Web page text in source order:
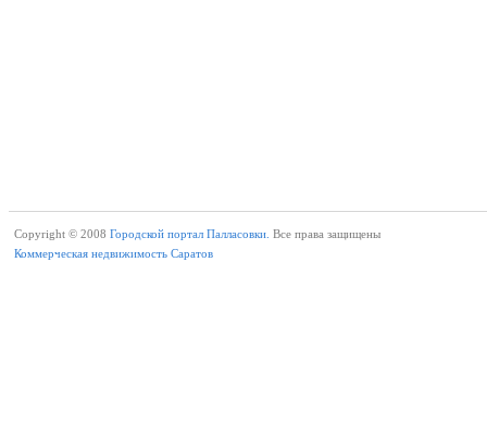
Copyright © 2008 Городской портал Палласовки. Все права защищены
Коммерческая недвижимость Саратов